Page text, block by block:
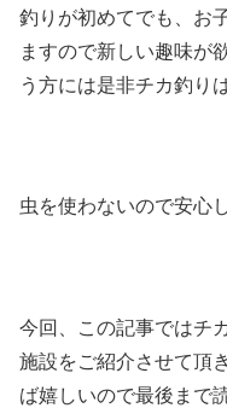
釣りが初めてでも、お
ますので新しい趣味が
う方には是非チカ釣り
虫を使わないので安心
今回、この記事ではチ
施設をご紹介させて頂
ば嬉しいので最後まで